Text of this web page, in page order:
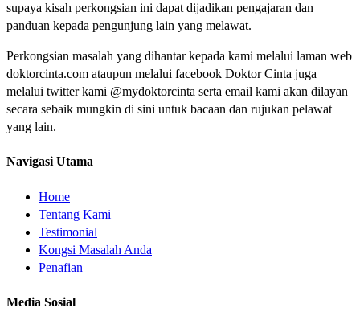
supaya kisah perkongsian ini dapat dijadikan pengajaran dan
panduan kepada pengunjung lain yang melawat.
Perkongsian masalah yang dihantar kepada kami melalui laman web
doktorcinta.com ataupun melalui facebook Doktor Cinta juga
melalui twitter kami @mydoktorcinta serta email kami akan dilayan
secara sebaik mungkin di sini untuk bacaan dan rujukan pelawat
yang lain.
Navigasi Utama
Home
Tentang Kami
Testimonial
Kongsi Masalah Anda
Penafian
Media Sosial